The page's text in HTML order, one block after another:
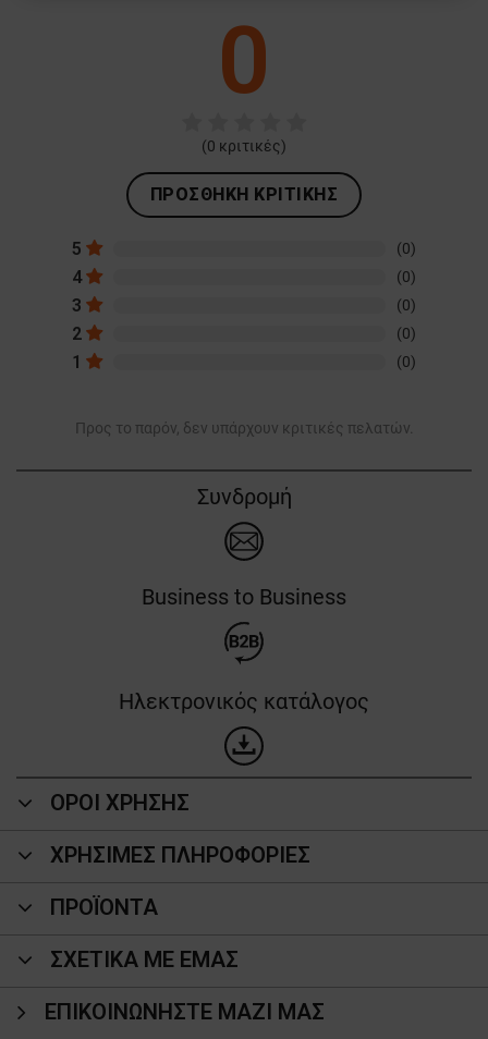
0
(0 κριτικές)
ΠΡΟΣΘΉΚΗ ΚΡΙΤΙΚΉΣ
5 (0)
4 (0)
3 (0)
2 (0)
1 (0)
Προς το παρόν, δεν υπάρχουν κριτικές πελατών.
Συνδρομή
Business to Business
Ηλεκτρονικός κατάλογος
ΟΡΟΙ ΧΡΗΣΗΣ
ΧΡΗΣΙΜΕΣ ΠΛΗΡΟΦΟΡΙΕΣ
ΠΡΟΪΌΝΤΑ
ΣΧΕΤΙΚΑ ΜΕ ΕΜΑΣ
ΕΠΙΚΟΙΝΩΝΉΣΤΕ ΜΑΖΊ ΜΑΣ
ΛΕΙΤΟΥΡΓΙΚΌΤΗΤΑΣ
ΜΗ ΤΑΞΙΝΟΜΗΜΈΝΑ